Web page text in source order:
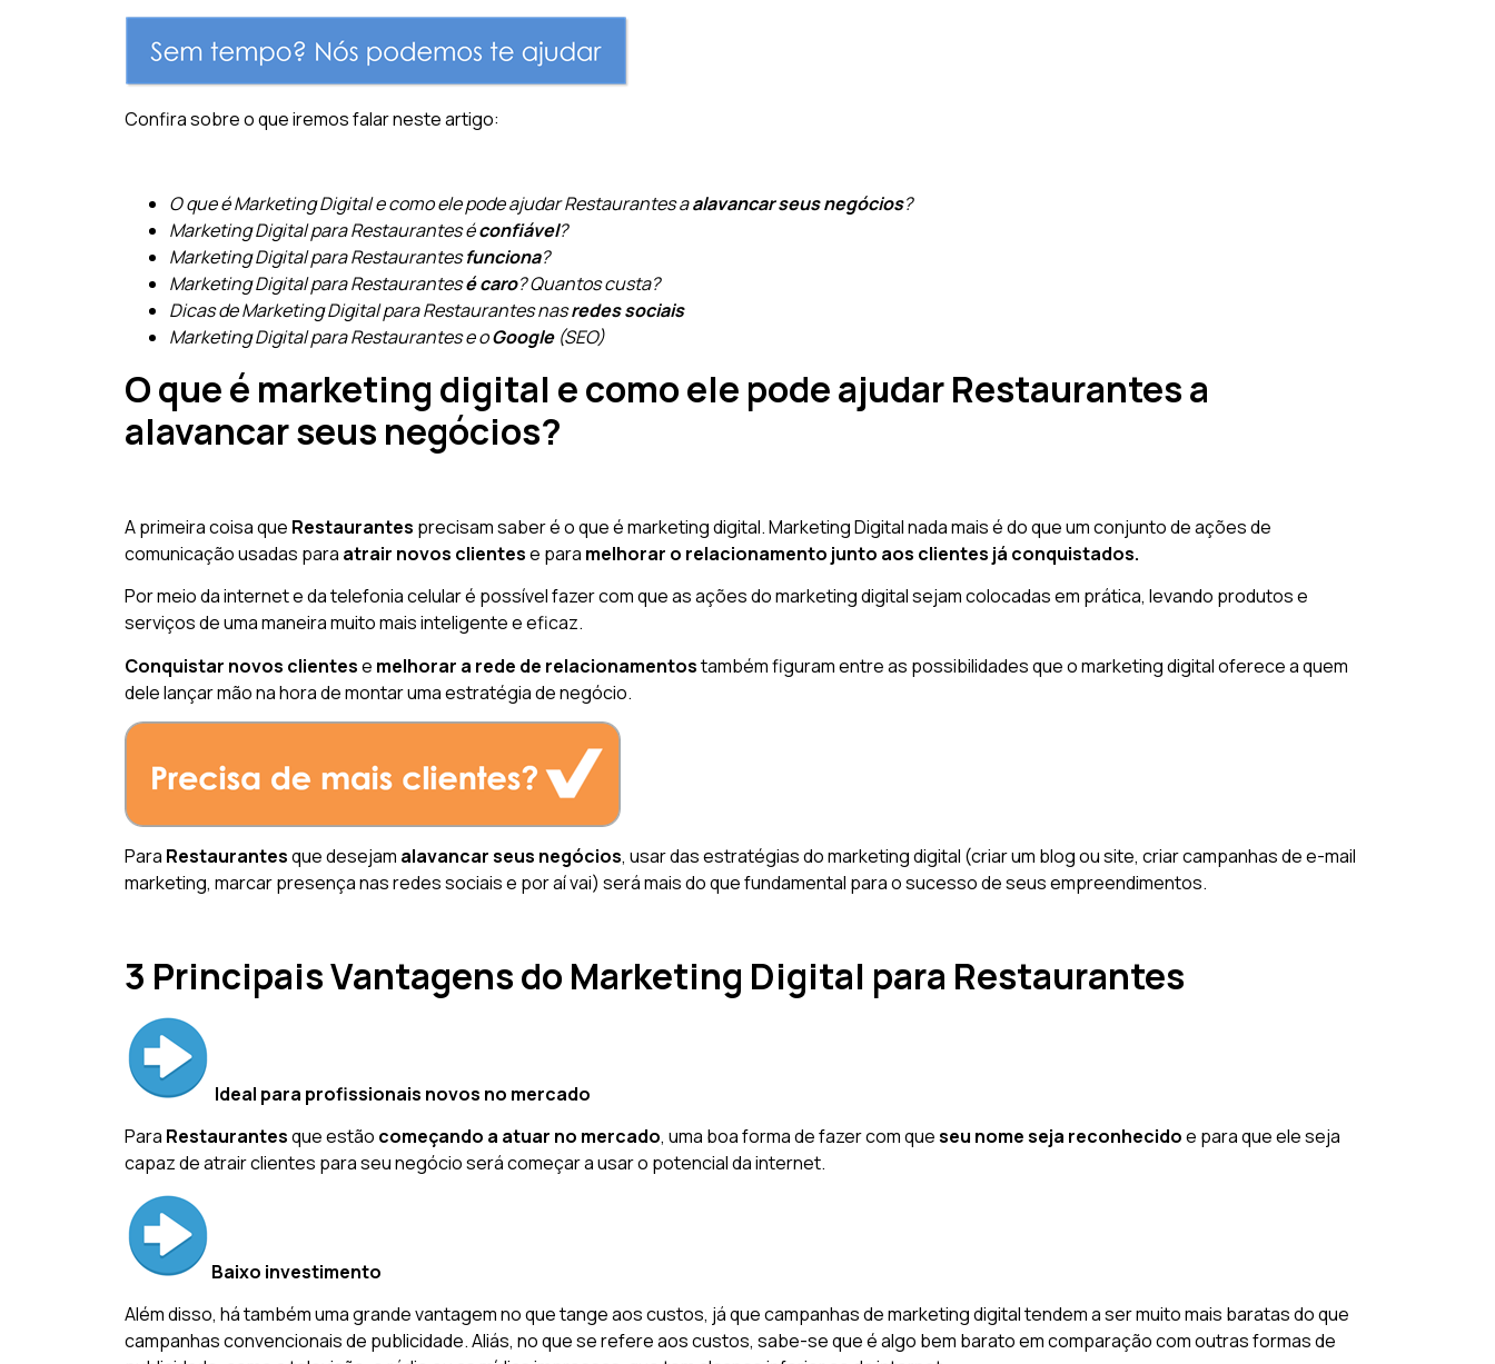
Confira sobre o que iremos falar neste artigo:
O que é Marketing Digital e como ele pode ajudar Restaurantes aalavancar seus negócios?
Marketing Digital para Restaurantes éconfiável?
Marketing Digital para Restaurantesfunciona?
Marketing Digital para Restaurantesé caro? Quantos custa?
Dicas de Marketing Digital para Restaurantes nasredes sociais
Marketing Digital para Restaurantes e oGoogle (SEO)
O que é marketing digital e como ele pode ajudar Restaurantes a
alavancar seus negócios?
A primeira coisa que Restaurantes precisam saber é o que é marketing digital. Marketing Digital nada mais é do que um conjunto de ações de
comunicação usadas para atrair novos clientese para melhorar o relacionamento junto aos clientes já conquistados.
Por meio da internet e da telefonia celular é possível fazer com que as ações do marketing digital sejam colocadas em prática, levando produtos e
serviços de uma maneira muito mais inteligente e eficaz.
Conquistar novos clientese melhorar a rede de relacionamentostambém figuram entre as possibilidades que o marketing digital oferece a quem
dele lançar mão na hora de montar uma estratégia de negócio.
Para Restaurantesque desejam alavancar seus negócios, usar das estratégias do marketing digital (criar um blog ou site, criar campanhas de e-mail
marketing, marcar presença nas redes sociais e por aí vai) será mais do que fundamental para o sucesso de seus empreendimentos.
3 Principais Vantagens do Marketing Digital para Restaurantes
Ideal para profissionais novos no mercado
Para Restaurantesque estão começando a atuar no mercado, uma boa forma de fazer com queseu nome seja reconhecidoe para que ele seja
capaz de atrair clientes para seu negócio será começar a usar o potencial da internet.
Baixo investimento
Além disso, há também uma grande vantagem no que tange aos custos, já que campanhas de marketing digital tendem a ser muito mais baratas do que
campanhas convencionais de publicidade. Aliás, no que se refere aos custos, sabe-se que é algo bem barato em comparação com outras formas de